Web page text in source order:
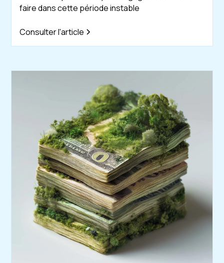
faire dans cette période instable
Consulter l'article